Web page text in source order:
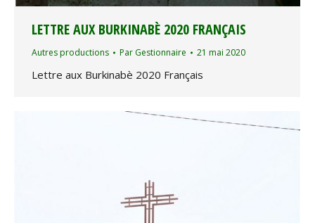
LETTRE AUX BURKINABÈ 2020 FRANÇAIS
Autres productions Par Gestionnaire 21 mai 2020
Lettre aux Burkinabè 2020 Français